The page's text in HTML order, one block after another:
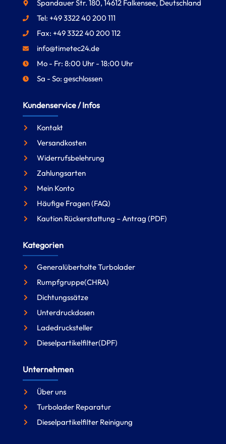
Spandauer Str. 180, 14612 Falkensee, Deutschland
Tel: +49 3322 40 200 111
Fax: +49 3322 40 200 112
info@timetec24.de
Mo - Fr: 8:00 Uhr - 18:00 Uhr
Sa - So: geschlossen
Kundenservice / Infos
Kontakt
Versandkosten
Widerrufsbelehrung
Zahlungsarten
Mein Konto
Häufige Fragen (FAQ)
Kaution Rückerstattung – Antrag (PDF)
Kategorien
Generalüberholte Turbolader
Rumpfgruppe(CHRA)
Dichtungssätze
Unterdruckdosen
Ladedrucksteller
Dieselpartikelfilter(DPF)
Unternehmen
Über uns
Turbolader Reparatur
Dieselpartikelfilter Reinigung